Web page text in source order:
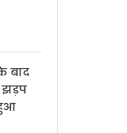
बाद
झड़प